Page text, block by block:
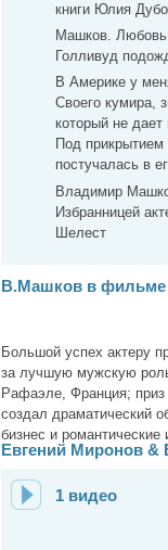
книги Юлия
Машков. Любовь
Голливуд
В Америке у
Своего кумира,
который не
Под прикрытием
постучалась в
Владимир
Избранницей
Шелест
В.Машков в фильме
Большой успех актеру
за лучшую мужскую
Рафаэле, Франция;
создал драматический
бизнес и
Евгений Миронов
1 видео